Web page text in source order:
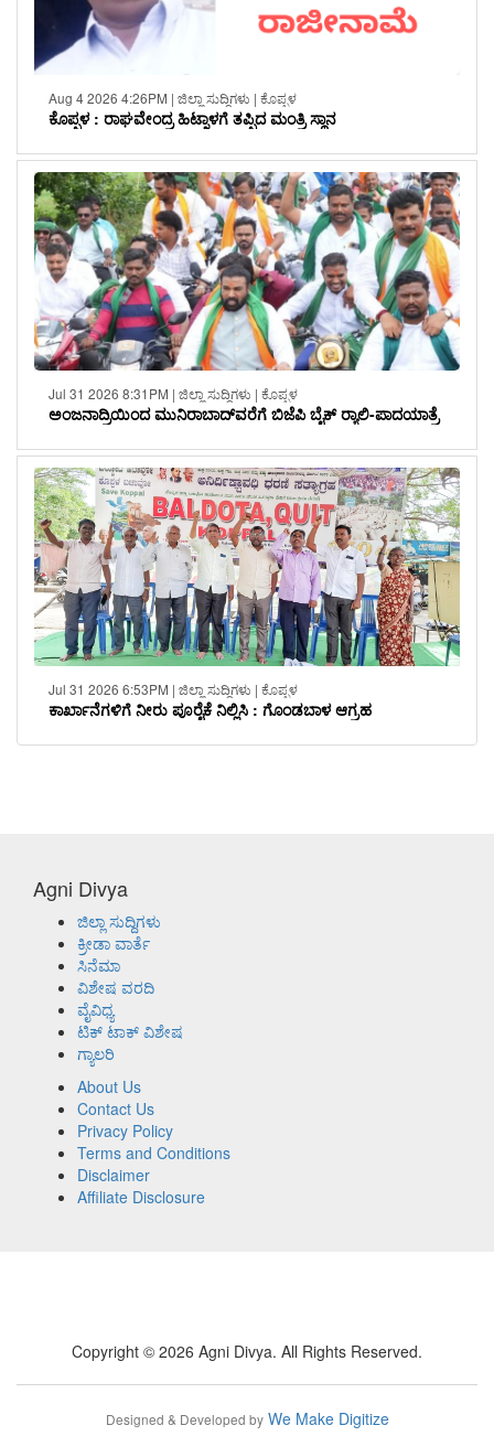
Aug 4 2026 4:26PM | ಜಿಲ್ಲಾ ಸುದ್ದಿಗಳು | ಕೊಪ್ಪಳ
ಕೊಪ್ಪಳ : ರಾಘವೇಂದ್ರ ಹಿಟ್ನಾಳಗೆ ತಪ್ಪಿದ ಮಂತ್ರಿ ಸ್ಥಾನ
Jul 31 2026 8:31PM | ಜಿಲ್ಲಾ ಸುದ್ದಿಗಳು | ಕೊಪ್ಪಳ
ಅಂಜನಾದ್ರಿಯಿಂದ ಮುನಿರಾಬಾದ್‌ವರೆಗೆ ಬಿಜೆಪಿ ಬೈಕ್ ರ‍್ಯಾಲಿ-ಪಾದಯಾತ್ರೆ
Jul 31 2026 6:53PM | ಜಿಲ್ಲಾ ಸುದ್ದಿಗಳು | ಕೊಪ್ಪಳ
ಕಾರ್ಖಾನೆಗಳಿಗೆ ನೀರು ಪೂರೈಕೆ ನಿಲ್ಲಿಸಿ : ಗೊಂಡಬಾಳ ಆಗ್ರಹ
Agni Divya
ಜಿಲ್ಲಾ ಸುದ್ದಿಗಳು
ಕ್ರೀಡಾ ವಾರ್ತೆ
ಸಿನೆಮಾ
ವಿಶೇಷ ವರದಿ
ವೈವಿಧ್ಯ
ಟಿಕ್ ಟಾಕ್ ವಿಶೇಷ
ಗ್ಯಾಲರಿ
About Us
Contact Us
Privacy Policy
Terms and Conditions
Disclaimer
Affiliate Disclosure
Copyright © 2026 Agni Divya. All Rights Reserved.
Designed & Developed byWe Make Digitize